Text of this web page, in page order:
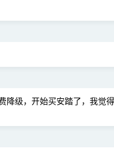
级，开始买安踏了，我觉